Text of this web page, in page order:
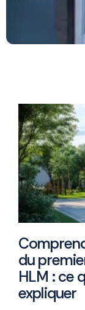
du
HLM : ce
expliquer